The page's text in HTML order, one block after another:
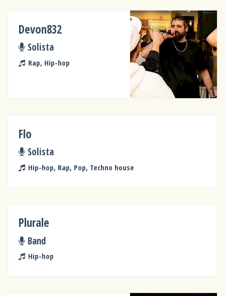
Devon832
Solista
Rap, Hip-hop
Flo
Solista
Hip-hop, Rap, Pop, Techno house
Plurale
Band
Hip-hop